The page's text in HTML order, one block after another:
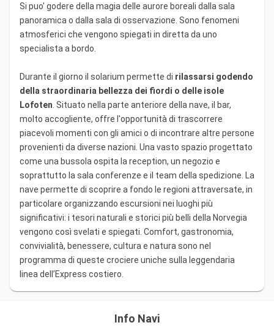
Si puo' godere della magia delle aurore boreali dalla sala
panoramica o dalla sala di osservazione. Sono fenomeni
atmosferici che vengono spiegati in diretta da uno
specialista a bordo.
Durante il giorno il solarium permette di rilassarsi godendo
della straordinaria bellezza dei fiordi o delle isole
Lofoten . Situato nella parte anteriore della nave, il bar,
molto accogliente, offre l'opportunità di trascorrere
piacevoli momenti con gli amici o di incontrare altre persone
provenienti da diverse nazioni. Una vasto spazio progettato
come una bussola ospita la reception, un negozio e
soprattutto la sala conferenze e il team della spedizione. La
nave permette di scoprire a fondo le regioni attraversate, in
particolare organizzando escursioni nei luoghi più
significativi: i tesori naturali e storici più belli della Norvegia
vengono così svelati e spiegati. Comfort, gastronomia,
convivialità, benessere, cultura e natura sono nel
programma di queste crociere uniche sulla leggendaria
linea dell’Express costiero.
Info Navi